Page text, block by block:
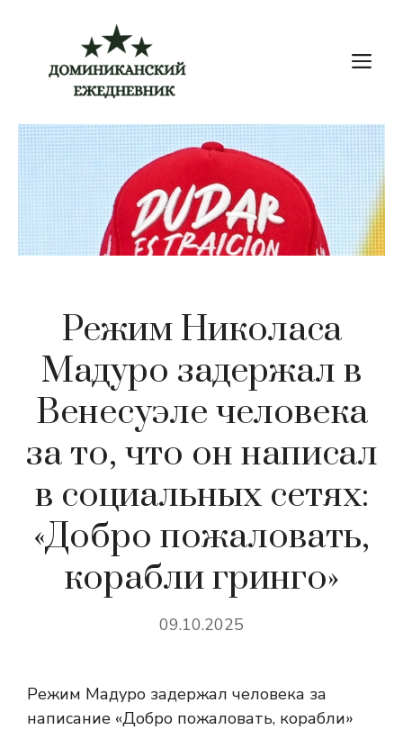
содержимому
Режим Николаса
Мадуро задержал в
Венесуэле человека
за то, что он написал
в социальных сетях:
«Добро пожаловать,
корабли гринго»
09.10.2025
Режим Мадуро задержал человека за
написание «Добро пожаловать, корабли»